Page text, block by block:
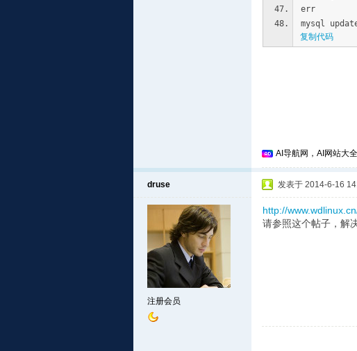
err
mysql
复制代码
AI导航网，AI网站大
druse
注册会员
发表于 2014-6-16
http://
请参照这个帖子，解